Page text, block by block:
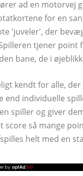
ad en motorvej
for en
'juveler', der
tjener point
bane, de i
kendt for alle,
end individuelle
spiller og giver
så mange
helt med en